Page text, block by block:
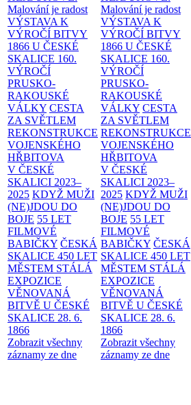
Malování je radost
VÝSTAVA K
VÝROČÍ BITVY
1866 U ČESKÉ
SKALICE 160.
VÝROČÍ
PRUSKO-
RAKOUSKÉ
VÁLKY CESTA
ZA SVĚTLEM
REKONSTRUKCE
VOJENSKÉHO
HŘBITOVA
V ČESKÉ
SKALICI 2023–
2025 KDYŽ MUŽI
(NE)JDOU DO
BOJE 55 LET
FILMOVÉ
BABIČKY ČESKÁ
SKALICE 450 LET
MĚSTEM STÁLÁ
EXPOZICE
VĚNOVANÁ
BITVĚ U ČESKÉ
SKALICE 28. 6.
1866
Zobrazit všechny
záznamy ze dne
Malování je radost
VÝSTAVA K
VÝROČÍ BITVY
1866 U ČESKÉ
SKALICE 160.
VÝROČÍ
PRUSKO-
RAKOUSKÉ
VÁLKY CESTA
ZA SVĚTLEM
REKONSTRUKCE
VOJENSKÉHO
HŘBITOVA
V ČESKÉ
SKALICI 2023–
2025 KDYŽ MUŽI
(NE)JDOU DO
BOJE 55 LET
FILMOVÉ
BABIČKY ČESKÁ
SKALICE 450 LET
MĚSTEM STÁLÁ
EXPOZICE
VĚNOVANÁ
BITVĚ U ČESKÉ
SKALICE 28. 6.
1866
Zobrazit všechny
záznamy ze dne